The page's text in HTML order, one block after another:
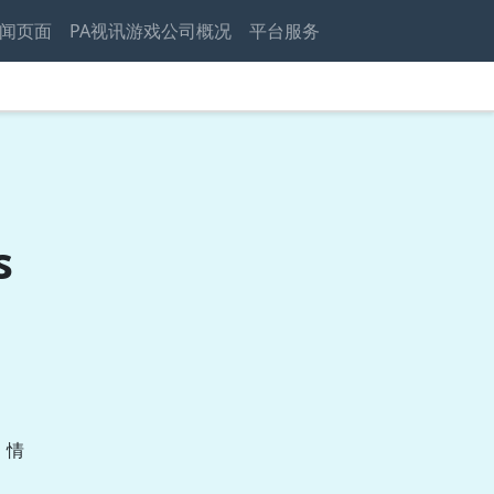
页面 PA视讯游戏公司概况 平台服务
情